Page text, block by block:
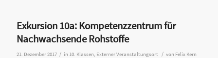
Exkursion 10a: Kompetenzzentrum für
Nachwachsende Rohstoffe
21. Dezember 2017 / in 10. Klassen, Externer Veranstaltungsort / von Felix Kern